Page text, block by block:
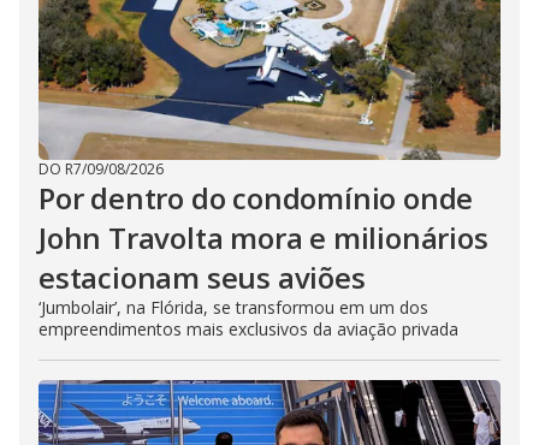
DO R7/09/08/2026
Por dentro do condomínio onde
John Travolta mora e milionários
estacionam seus aviões
‘Jumbolair’, na Flórida, se transformou em um dos
empreendimentos mais exclusivos da aviação privada